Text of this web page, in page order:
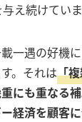
え続けていま
一遇の好機
。それは「
にも重なる
経済を顧客